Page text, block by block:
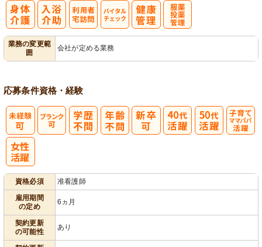
業務の変更範
囲
会社が定める業務
応募条件資格・経験
資格必須
准看護師
雇用期間
の定め
6ヵ月
契約更新
の可能性
あり